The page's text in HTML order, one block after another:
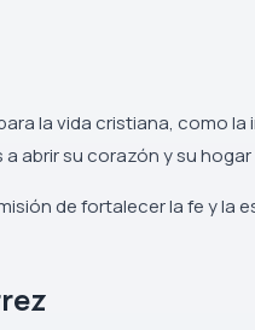
la vida cristiana, como
abrir su corazón y su
de fortalecer la fe y la